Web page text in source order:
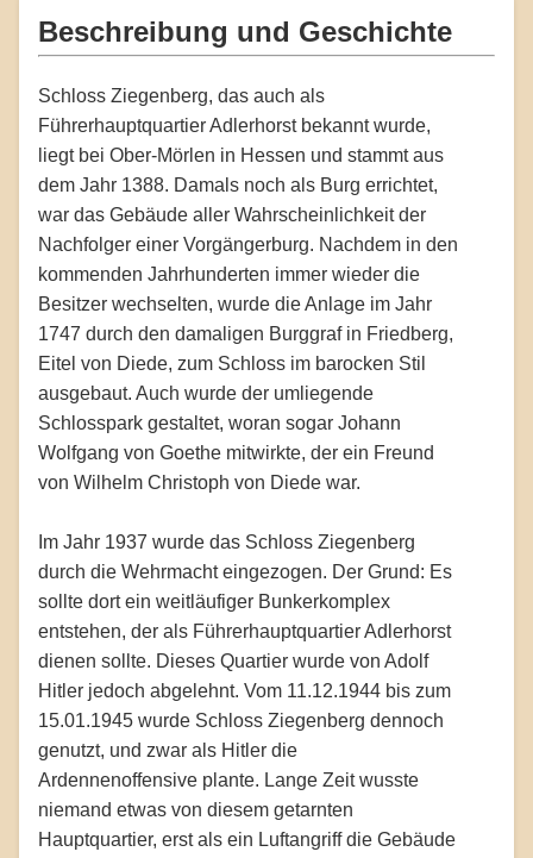
Beschreibung und Geschichte
Schloss Ziegenberg, das auch als
Führerhauptquartier Adlerhorst bekannt wurde,
liegt bei Ober-Mörlen in Hessen und stammt aus
dem Jahr 1388. Damals noch als Burg errichtet,
war das Gebäude aller Wahrscheinlichkeit der
Nachfolger einer Vorgängerburg. Nachdem in den
kommenden Jahrhunderten immer wieder die
Besitzer wechselten, wurde die Anlage im Jahr
1747 durch den damaligen Burggraf in Friedberg,
Eitel von Diede, zum Schloss im barocken Stil
ausgebaut. Auch wurde der umliegende
Schlosspark gestaltet, woran sogar Johann
Wolfgang von Goethe mitwirkte, der ein Freund
von Wilhelm Christoph von Diede war.
Im Jahr 1937 wurde das Schloss Ziegenberg
durch die Wehrmacht eingezogen. Der Grund: Es
sollte dort ein weitläufiger Bunkerkomplex
entstehen, der als Führerhauptquartier Adlerhorst
dienen sollte. Dieses Quartier wurde von Adolf
Hitler jedoch abgelehnt. Vom 11.12.1944 bis zum
15.01.1945 wurde Schloss Ziegenberg dennoch
genutzt, und zwar als Hitler die
Ardennenoffensive plante. Lange Zeit wusste
niemand etwas von diesem getarnten
Hauptquartier, erst als ein Luftangriff die Gebäude